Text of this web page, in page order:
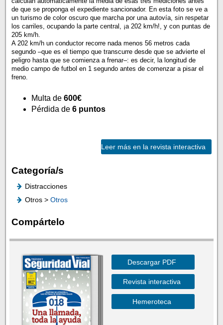
de que se proponga el expediente sancionador. En esta foto se ve a
un turismo de color oscuro que marcha por una autovía, sin respetar
los carriles, ocupando la parte central, ¡a 202 km/h!, y con puntas de
205 km/h.
A 202 km/h un conductor recorre nada menos 56 metros cada
segundo –que es el tiempo que transcurre desde que se advierte el
peligro hasta que se comienza a frenar–: es decir, la longitud de
medio campo de futbol en 1 segundo antes de comenzar a pisar el
freno.
Multa de 600€
Pérdida de 6 puntos
Leer más en la revista interactiva
Categoría/s
Distracciones
Otros > Otros
Compártelo
Descargar PDF
Revista interactiva
Hemeroteca